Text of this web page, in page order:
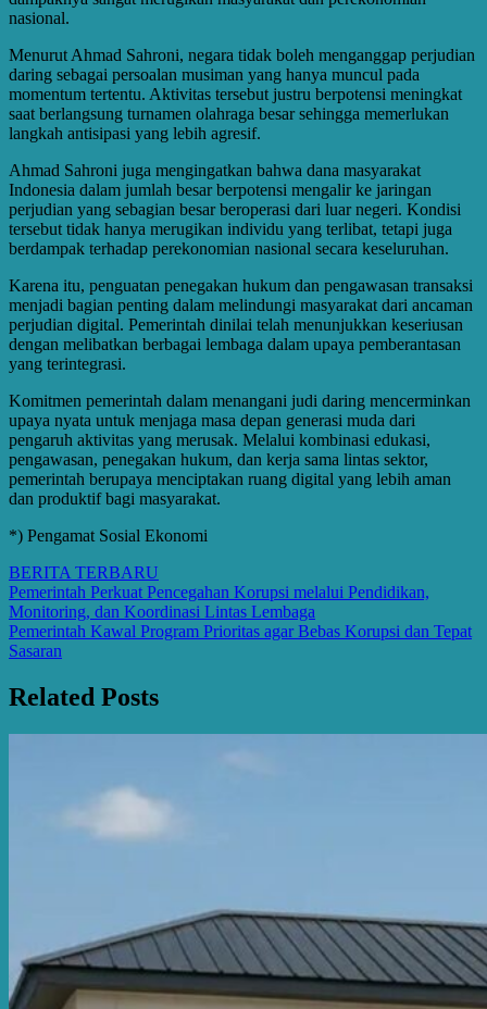
nasional.
Menurut Ahmad Sahroni, negara tidak boleh menganggap perjudian
daring sebagai persoalan musiman yang hanya muncul pada
momentum tertentu. Aktivitas tersebut justru berpotensi meningkat
saat berlangsung turnamen olahraga besar sehingga memerlukan
langkah antisipasi yang lebih agresif.
Ahmad Sahroni juga mengingatkan bahwa dana masyarakat
Indonesia dalam jumlah besar berpotensi mengalir ke jaringan
perjudian yang sebagian besar beroperasi dari luar negeri. Kondisi
tersebut tidak hanya merugikan individu yang terlibat, tetapi juga
berdampak terhadap perekonomian nasional secara keseluruhan.
Karena itu, penguatan penegakan hukum dan pengawasan transaksi
menjadi bagian penting dalam melindungi masyarakat dari ancaman
perjudian digital. Pemerintah dinilai telah menunjukkan keseriusan
dengan melibatkan berbagai lembaga dalam upaya pemberantasan
yang terintegrasi.
Komitmen pemerintah dalam menangani judi daring mencerminkan
upaya nyata untuk menjaga masa depan generasi muda dari
pengaruh aktivitas yang merusak. Melalui kombinasi edukasi,
pengawasan, penegakan hukum, dan kerja sama lintas sektor,
pemerintah berupaya menciptakan ruang digital yang lebih aman
dan produktif bagi masyarakat.
*) Pengamat Sosial Ekonomi
BERITA TERBARU
Post
navigation
Pemerintah Perkuat Pencegahan Korupsi melalui Pendidikan,
Monitoring, dan Koordinasi Lintas Lembaga
Pemerintah Kawal Program Prioritas agar Bebas Korupsi dan Tepat
Sasaran
Related Posts